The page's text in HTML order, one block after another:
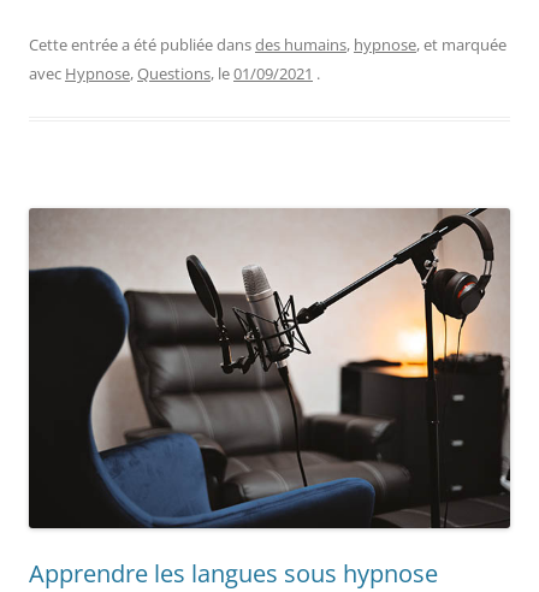
Cette entrée a été publiée dansdes humains, hypnose, et marquée
avec Hypnose,Questions, le01/09/2021 .
Apprendre les langues sous hypnose